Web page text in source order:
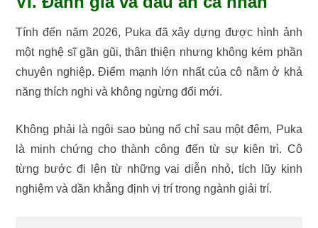
Tính đến năm 2026, Puka đã xây dựng được hình ảnh
một nghệ sĩ gần gũi, thân thiện nhưng không kém phần
chuyên nghiệp. Điểm mạnh lớn nhất của cô nằm ở khả
năng thích nghi và không ngừng đổi mới.
Không phải là ngôi sao bùng nổ chỉ sau một đêm, Puka
là minh chứng cho thành công đến từ sự kiên trì. Cô
từng bước đi lên từ những vai diễn nhỏ, tích lũy kinh
nghiệm và dần khẳng định vị trí trong ngành giải trí.